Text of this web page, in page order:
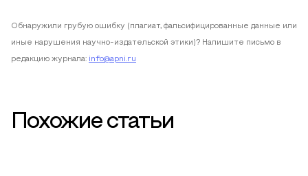
Обнаружили грубую ошибку (плагиат, фальсифицированные данные или
иные нарушения научно-издательской этики)? Напишите письмо в
редакцию журнала: info@apni.ru
Похожие статьи